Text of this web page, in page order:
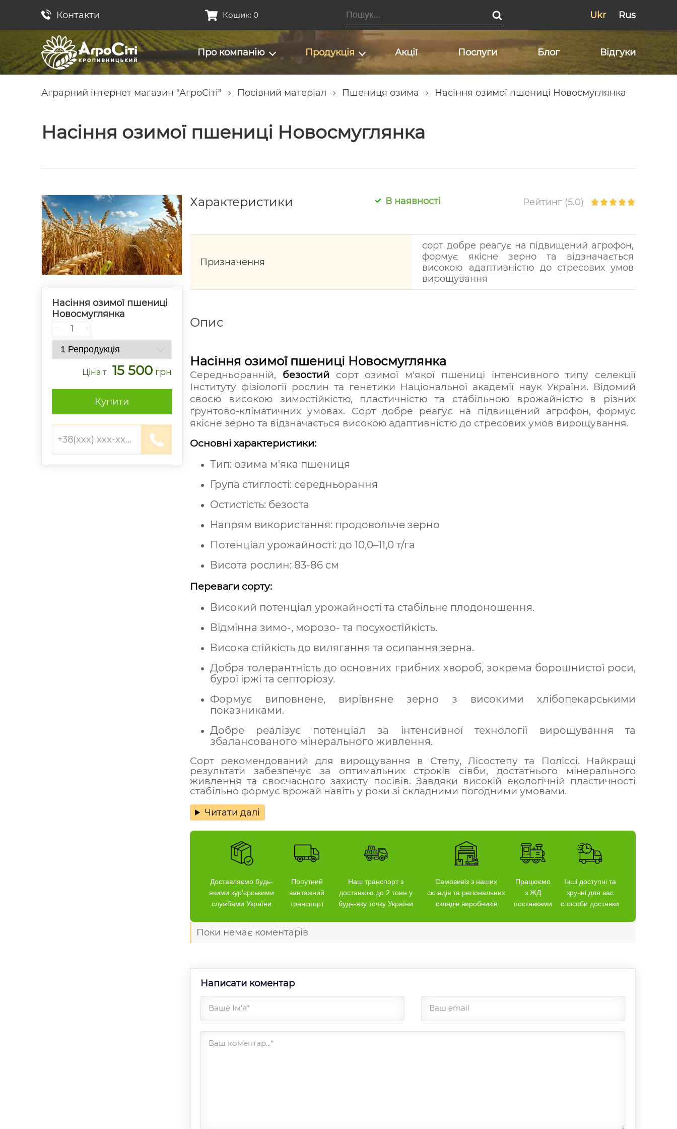
Контакти Кошик: 0 Ukr Rus
Про компанію Продукція Акції Послуги Блог Відгуки
Аграрний інтернет магазин "АгроСіті" Посівний матеріал Пшениця озима Насіння озимої пшениці Новосмуглянка
Насіння озимої пшениці Новосмуглянка
Насіння озимої пшениці
Новосмуглянка
− +
Ціна т 15 500 грн
Купити
Характеристики В наявності Рейтинг (5.0)
Призначення
сорт добре реагує на підвищений агрофон,
формує якісне зерно та відзначається
високою адаптивністю до стресових умов
вирощування
Опис
Насіння озимої пшениці Новосмуглянка
Середньоранній, безостий сорт озимої м'якої пшениці інтенсивного типу селекції
Інституту фізіології рослин та генетики Національної академії наук України. Відомий
своєю високою зимостійкістю, пластичністю та стабільною врожайністю в різних
ґрунтово-кліматичних умовах. Сорт добре реагує на підвищений агрофон, формує
якісне зерно та відзначається високою адаптивністю до стресових умов вирощування.
Основні характеристики:
Тип: озима м'яка пшениця
Група стиглості: середньорання
Остистість: безоста
Напрям використання: продовольче зерно
Потенціал урожайності: до 10,0–11,0 т/га
Висота рослин: 83-86 см
Переваги сорту:
Високий потенціал урожайності та стабільне плодоношення.
Відмінна зимо-, морозо- та посухостійкість.
Висока стійкість до вилягання та осипання зерна.
Добра толерантність до основних грибних хвороб, зокрема борошнистої роси,
бурої іржі та септоріозу.
Формує виповнене, вирівняне зерно з високими хлібопекарськими
показниками.
Добре реалізує потенціал за інтенсивної технології вирощування та
збалансованого мінерального живлення.
Сорт рекомендований для вирощування в Степу, Лісостепу та Поліссі. Найкращі
результати забезпечує за оптимальних строків сівби, достатнього мінерального
живлення та своєчасного захисту посівів. Завдяки високій екологічній пластичності
стабільно формує врожай навіть у роки зі складними погодними умовами.
Читати далі
Доставляємо будь-
якими кур'єрськими
службами України
Попутний
вантажний
транспорт
Наш транспорт з
доставкою до 2 тонн у
будь-яку точку України
Самовивіз з наших
складів та регіональних
складів виробників
Працюємо
з ЖД
поставками
Інші доступні та
зручні для вас
способи доставки
Поки немає коментарів
Написати коментар
Ваше Ім'я* Ваш email
Ваш коментар...*